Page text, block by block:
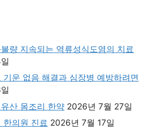
량 지속되는 역류성식도염의 치료
기운 없음 해결과 심장병 예방하려면
산 몸조리 한약 2026년 7월 27일
한의원 진료 2026년 7월 17일